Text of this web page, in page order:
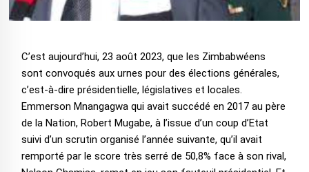
C’est aujourd’hui, 23 août 2023, que les Zimbabwéens
sont convoqués aux urnes pour des élections générales,
c’est-à-dire présidentielle, législatives et locales.
Emmerson Mnangagwa qui avait succédé en 2017 au père
de la Nation, Robert Mugabe, à l’issue d’un coup d’Etat
suivi d’un scrutin organisé l’année suivante, qu’il avait
remporté par le score très serré de 50,8% face à son rival,